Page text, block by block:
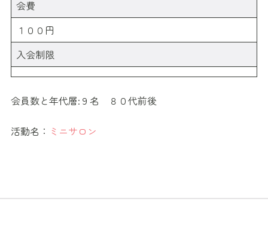
会費
１００円
入会制限
会員数と年代層:９名 ８０代前後
活動名： ミニサロン